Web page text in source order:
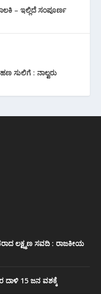
– ಇಲ್ಲಿದೆ ಸಂಪೂರ್ಣ
ಸುಲಿಗೆ : ನಾಲ್ವರು
ಲಕ್ಷ್ಮಣ ಸವದಿ : ರಾಜಕೀಯ
15 ಜನ ವಶಕ್ಕೆ